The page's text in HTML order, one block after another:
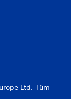
Ltd. Tüm